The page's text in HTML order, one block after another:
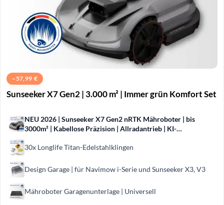
−57,99 €
Sunseeker X7 Gen2 | 3.000 m² | Immer grün Komfort Set
NEU 2026 | Sunseeker X7 Gen2 nRTK Mähroboter | bis
3000m² | Kabellose Präzision | Allradantrieb | KI-
30x Longlife Titan-Edelstahlklingen
Design Garage | für Navimow i-Serie und Sunseeker X3, V3
Mähroboter Garagenunterlage | Universell